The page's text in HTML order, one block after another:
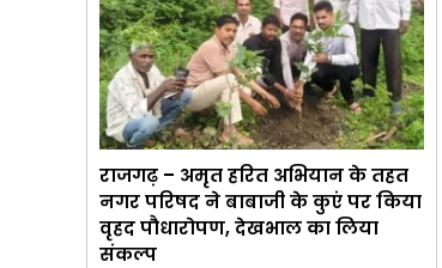
राजगढ़ – अमृत हरित अभियान के तहत
नगर परिषद ने बाबाजी के कुएं पर किया
वृहद पौधारोपण, देखभाल का लिया
संकल्प